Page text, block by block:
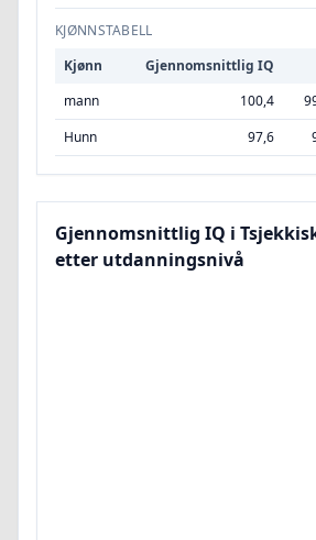
KJØNNSTABELL
Kjønn
Gjennomsnittlig IQ
mann
100,4
Hunn
97,6
Gjennomsnittlig IQ i
etter utdanningsnivå